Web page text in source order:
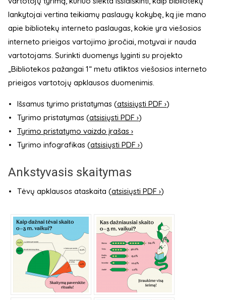
lankytojai vertina teikiamų paslaugų kokybę, ką jie mano
apie bibliotekų interneto paslaugas, kokie yra viešosios
interneto prieigos vartojimo įpročiai, motyvai ir nauda
vartotojams. Surinkti duomenys lyginti su projekto
„Bibliotekos pažangai 1“ metu atliktos viešosios interneto
prieigos vartotojų apklausos duomenimis.
Išsamus tyrimo pristatymas (atsisiųsti PDF ›)
Tyrimo pristatymas (atsisiųsti PDF ›)
Tyrimo pristatymo vaizdo įrašas ›
Tyrimo infografikas (atsisiųsti PDF ›)
Ankstyvasis skaitymas
Tėvų apklausos ataskaita (atsisiųsti PDF ›)